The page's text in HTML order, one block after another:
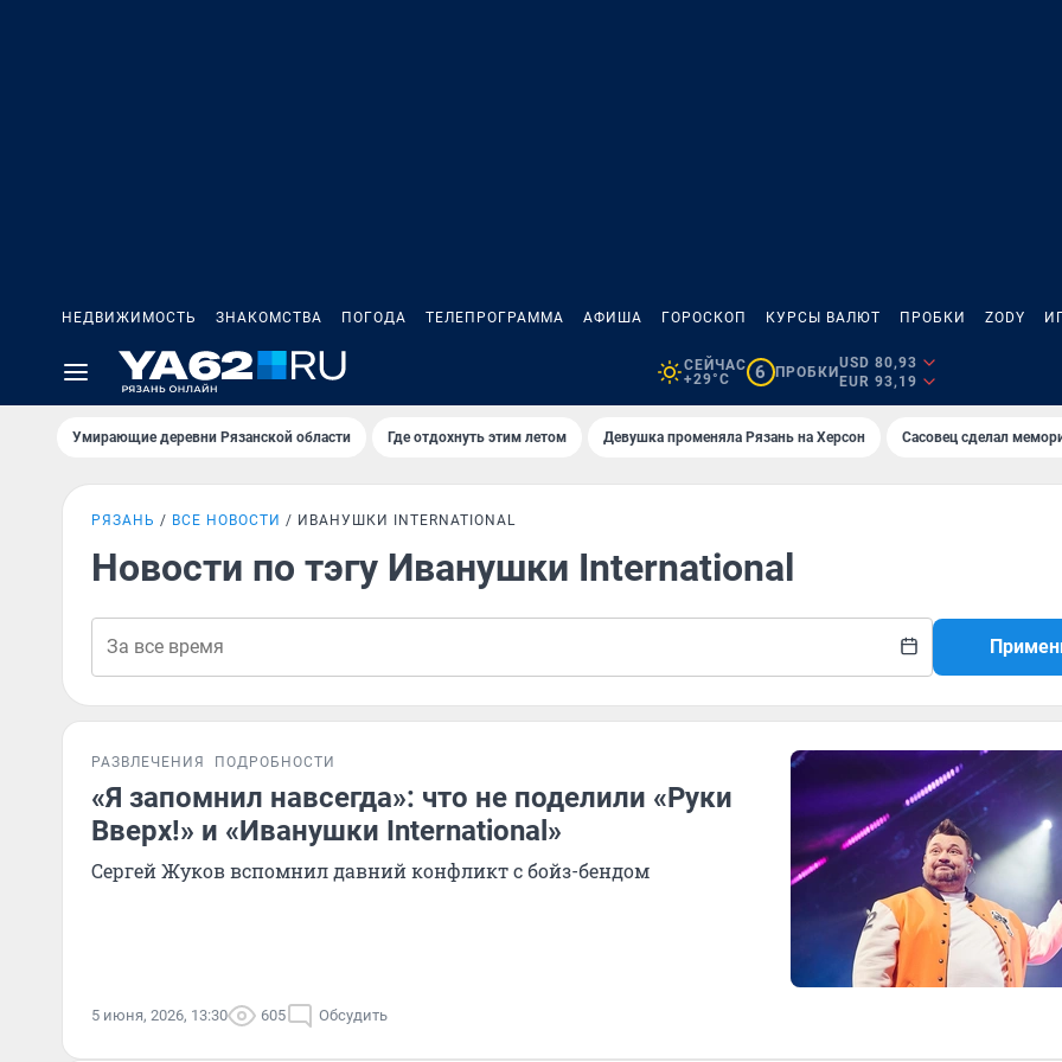
НЕДВИЖИМОСТЬ ЗНАКОМСТВА ПОГОДА ТЕЛЕПРОГРАММА АФИША ГОРОСКОП КУРСЫ ВАЛЮТ ПРОБКИ ZODY
СЕЙЧАС
+29°C
6 ПРОБКИ
USD 80,93
EUR 93,19
Умирающие деревни Рязанской области Где отдохнуть этим летом Девушка променяла Рязань на Херсон Сасовец сделал
РЯЗАНЬ ВСЕ НОВОСТИ ИВАНУШКИ INTERNATIONAL
Новости по тэгу Иванушки International
РАЗВЛЕЧЕНИЯ ПОДРОБНОСТИ
«Я запомнил навсегда»: что не поделили «Руки
Вверх!» и «Иванушки International»
Сергей Жуков вспомнил давний конфликт с бойз-бендом
5 июня, 2026, 13:30 605 Обсудить